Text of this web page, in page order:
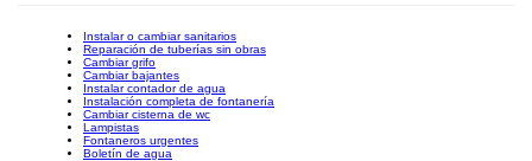
Instalar o cambiar sanitarios
Reparación de tuberías sin obras
Cambiar grifo
Cambiar bajantes
Instalar contador de agua
Instalación completa de fontanería
Cambiar cisterna de wc
Lampistas
Fontaneros urgentes
Boletín de agua